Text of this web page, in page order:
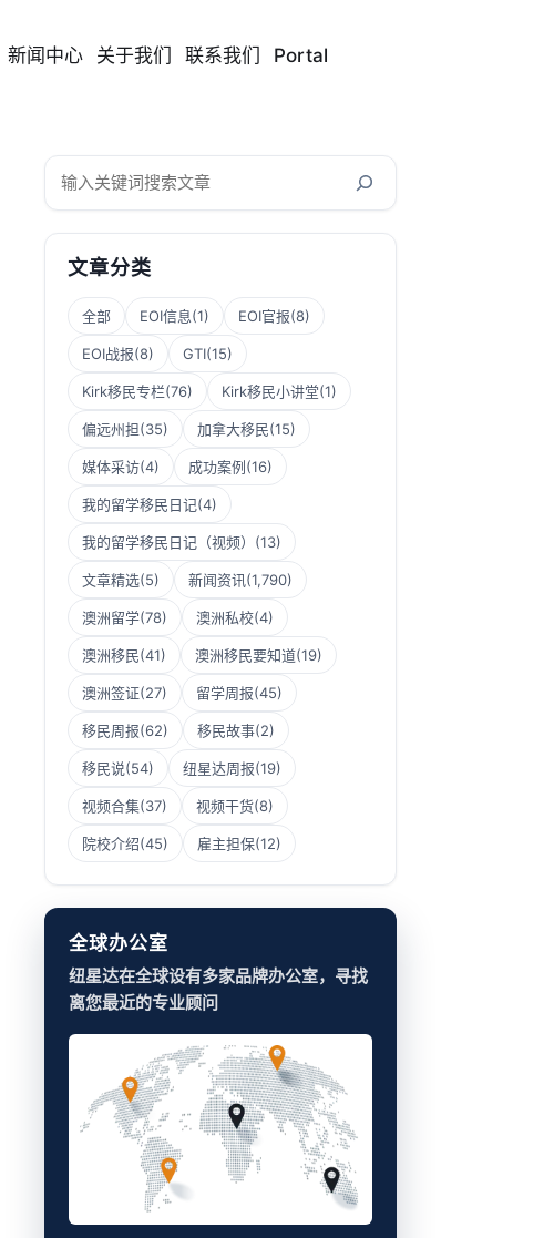
新闻中心 关于我们 联系我们 Portal
搜
文章分类
全部 EOI信息(1) EOI官报(8)
EOI战报(8) GTI(15)
Kirk移民专栏(76) Kirk移民小讲堂(1)
偏远州担(35) 加拿大移民(15)
媒体采访(4) 成功案例(16)
我的留学移民日记(4)
我的留学移民日记（视频） (13)
文章精选(5) 新闻资讯(1,790)
澳洲留学(78) 澳洲私校(4)
澳洲移民(41) 澳洲移民要知道(19)
澳洲签证(27) 留学周报(45)
移民周报(62) 移民故事(2)
移民说(54) 纽星达周报(19)
视频合集(37) 视频干货(8)
院校介绍(45) 雇主担保(12)
全球办公室
纽星达在全球设有多家品牌办公室，寻找
离您最近的专业顾问